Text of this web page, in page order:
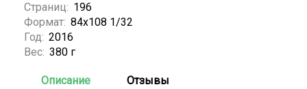
Страниц: 196
Формат: 84x108 1/32
Год: 2016
Вес: 380 г
Описание Отзывы